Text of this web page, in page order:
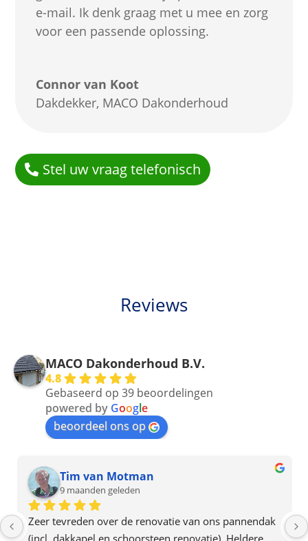
e-mail. Ik denk graag met u mee en zorg
voor een passende oplossing.
Connor van Koot
Dakdekker, MACO Dakonderhoud
Stel uw vraag telefonisch
Reviews
MACO Dakonderhoud B.V.
4.8
Gebaseerd op 39 beoordelingen
powered by Google
beoordeel ons op
Tim van Motman
9 maanden geleden
Zeer tevreden over de renovatie van ons pannendak
(incl. dakkapel en schoorsteen renovatie). Heldere